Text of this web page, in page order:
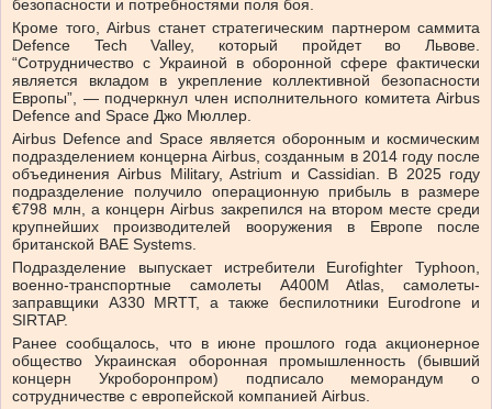
безопасности и потребностями поля боя.
Кроме того, Airbus станет стратегическим партнером саммита
Defence Tech Valley, который пройдет во Львове.
“Сотрудничество с Украиной в оборонной сфере фактически
является вкладом в укрепление коллективной безопасности
Европы”, — подчеркнул член исполнительного комитета Airbus
Defence and Space Джо Мюллер.
Airbus Defence and Space является оборонным и космическим
подразделением концерна Airbus, созданным в 2014 году после
объединения Airbus Military, Astrium и Cassidian. В 2025 году
подразделение получило операционную прибыль в размере
€798 млн, а концерн Airbus закрепился на втором месте среди
крупнейших производителей вооружения в Европе после
британской BAE Systems.
Подразделение выпускает истребители Eurofighter Typhoon,
военно-транспортные самолеты A400M Atlas, самолеты-
заправщики A330 MRTT, а также беспилотники Eurodrone и
SIRTAP.
Ранее сообщалось, что в июне прошлого года акционерное
общество Украинская оборонная промышленность (бывший
концерн Укроборонпром) подписало меморандум о
сотрудничестве с европейской компанией Airbus.